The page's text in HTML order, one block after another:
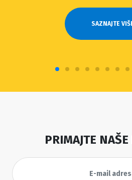
SAZNAJTE
PRIMAJTE